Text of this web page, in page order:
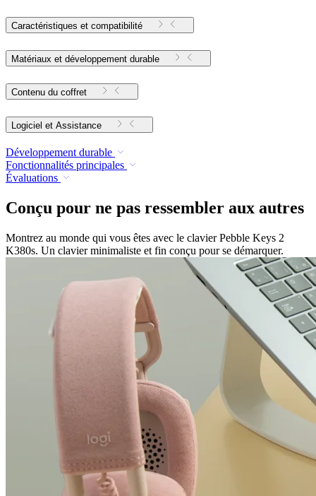
Caractéristiques et compatibilité
Matériaux et développement durable
Contenu du coffret
Logiciel et Assistance
Développement durable
Fonctionnalités principales
Évaluations
Conçu pour ne pas ressembler aux autres
Montrez au monde qui vous êtes avec le clavier Pebble Keys 2
K380s. Un clavier minimaliste et fin conçu pour se démarquer.